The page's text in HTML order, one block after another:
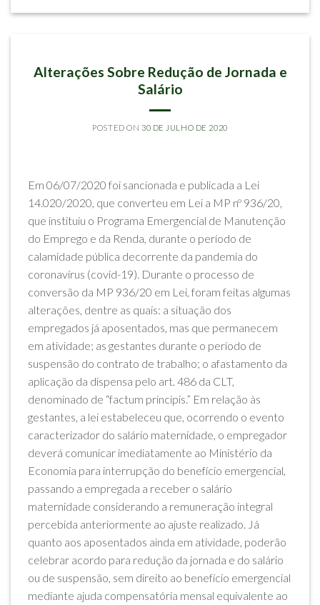
Alterações Sobre Redução de Jornada e
Salário
POSTED ON 30 DE JULHO DE 2020
Em 06/07/2020 foi sancionada e publicada a Lei
14.020/2020, que converteu em Lei a MP nº 936/20,
que instituiu o Programa Emergencial de Manutenção
do Emprego e da Renda, durante o período de
calamidade pública decorrente da pandemia do
coronavírus (covid-19). Durante o processo de
conversão da MP 936/20 em Lei, foram feitas algumas
alterações, dentre as quais: a situação dos
empregados já aposentados, mas que permanecem
em atividade; as gestantes durante o período de
suspensão do contrato de trabalho; o afastamento da
aplicação da dispensa pelo art. 486 da CLT,
denominado de “factum principis.” Em relação às
gestantes, a lei estabeleceu que, ocorrendo o evento
caracterizador do salário maternidade, o empregador
deverá comunicar imediatamente ao Ministério da
Economia para interrupção do benefício emergencial,
passando a empregada a receber o salário
maternidade considerando a remuneração integral
percebida anteriormente ao ajuste realizado. Já
quanto aos aposentados ainda em atividade, poderão
celebrar acordo para redução da jornada e do salário
ou de suspensão, sem direito ao benefício emergencial
mediante ajuda compensatória mensal equivalente ao